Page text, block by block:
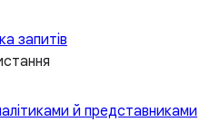
запитів
й представниками